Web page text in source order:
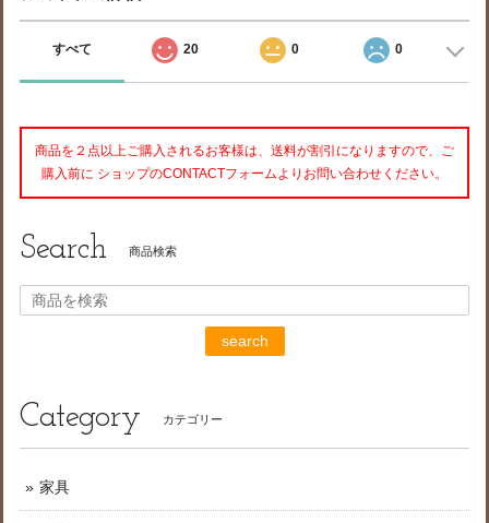
すべて 20 0 0
商品を２点以上ご購入されるお客様は、送料が割引になりますので、ご
購入前に ショップのCONTACTフォームよりお問い合わせください。
Search 商品検索
search
Category カテゴリー
家具